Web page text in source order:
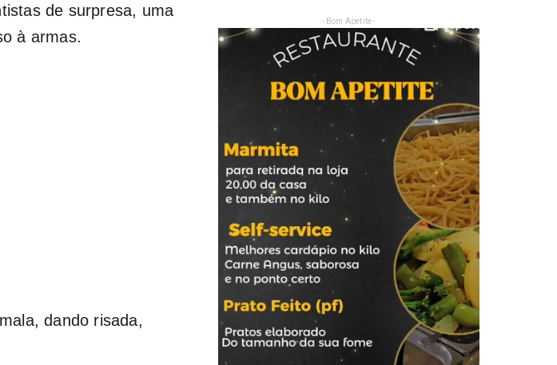
de surpresa, uma
à armas.
dando risada,
- Bom Apetite -